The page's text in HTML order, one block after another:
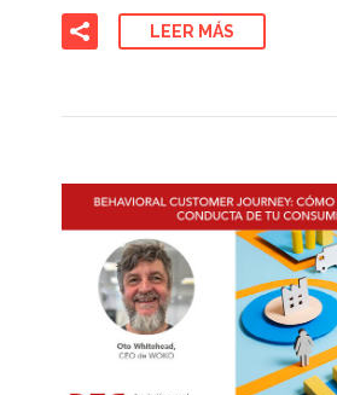
LEER MÁS